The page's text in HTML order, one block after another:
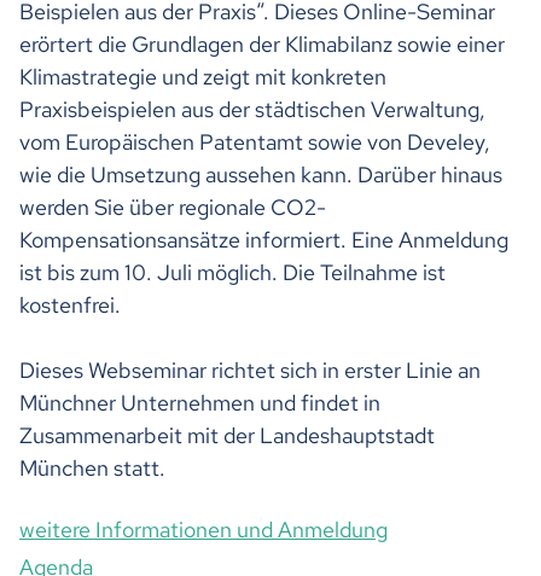
Beispielen aus der Praxis“. Dieses Online-Seminar
erörtert die Grundlagen der Klimabilanz sowie einer
Klimastrategie und zeigt mit konkreten
Praxisbeispielen aus der städtischen Verwaltung,
vom Europäischen Patentamt sowie von Develey,
wie die Umsetzung aussehen kann. Darüber hinaus
werden Sie über regionale CO2-
Kompensationsansätze informiert. Eine Anmeldung
ist bis zum 10. Juli möglich. Die Teilnahme ist
kostenfrei.
Dieses Webseminar richtet sich in erster Linie an
Münchner Unternehmen und findet in
Zusammenarbeit mit der Landeshauptstadt
München statt.
weitere Informationen und Anmeldung
Agenda